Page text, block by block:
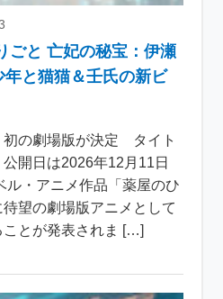
ごと 亡妃の秘宝：伊瀬
と猫猫＆壬氏の新ビ
初の劇場版が決定 タイト
開日は2026年12月11日
ル・アニメ作品「薬屋のひ
望の劇場版アニメとして
ことが発表されま […]